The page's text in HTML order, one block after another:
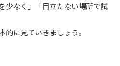
少なく」「目立たない場所で試
に見ていきましょう。